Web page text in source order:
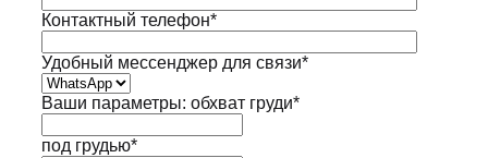
Контактный телефон*
Удобный мессенджер для связи*
Ваши параметры: обхват груди*
под грудью*